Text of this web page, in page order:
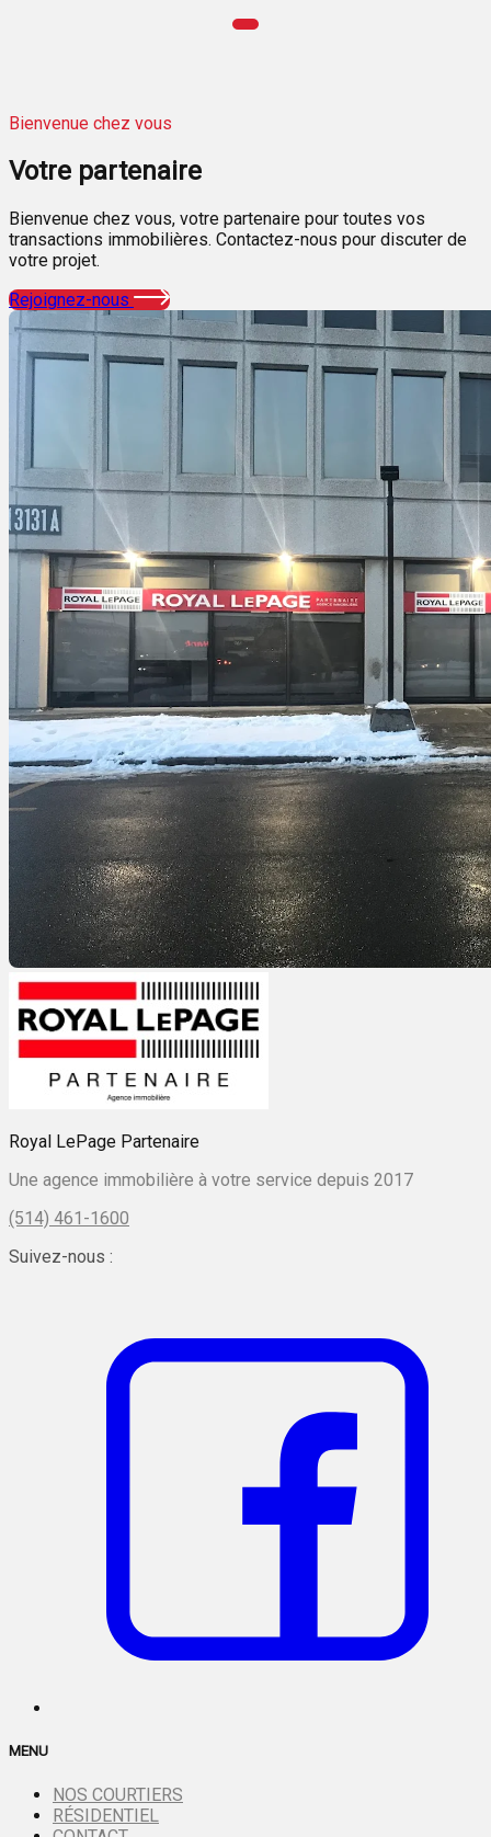
Bienvenue chez vous
Votre partenaire
Bienvenue chez vous, votre partenaire pour toutes vos
transactions immobilières. Contactez-nous pour discuter de
votre projet.
Rejoignez-nous
Royal LePage Partenaire
Une agence immobilière à votre service depuis 2017
(514) 461-1600
Suivez-nous :
MENU
NOS COURTIERS
RÉSIDENTIEL